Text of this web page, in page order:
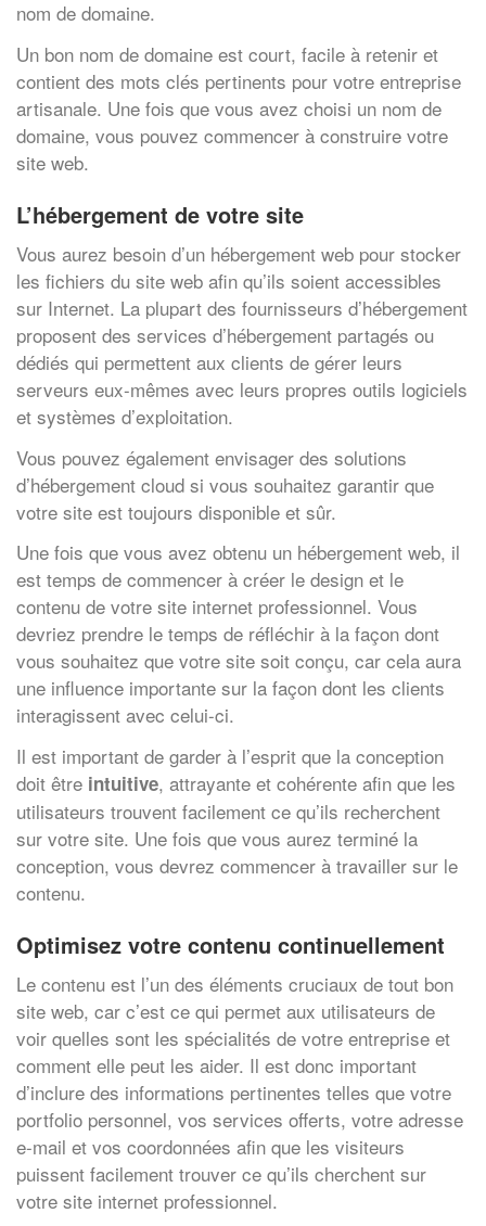
nom de domaine.
Un bon nom de domaine est court, facile à retenir et
contient des mots clés pertinents pour votre entreprise
artisanale. Une fois que vous avez choisi un nom de
domaine, vous pouvez commencer à construire votre
site web.
L’hébergement de votre site
Vous aurez besoin d’un hébergement web pour stocker
les fichiers du site web afin qu’ils soient accessibles
sur Internet. La plupart des fournisseurs d’hébergement
proposent des services d’hébergement partagés ou
dédiés qui permettent aux clients de gérer leurs
serveurs eux-mêmes avec leurs propres outils logiciels
et systèmes d’exploitation.
Vous pouvez également envisager des solutions
d’hébergement cloud si vous souhaitez garantir que
votre site est toujours disponible et sûr.
Une fois que vous avez obtenu un hébergement web, il
est temps de commencer à créer le design et le
contenu de votre site internet professionnel. Vous
devriez prendre le temps de réfléchir à la façon dont
vous souhaitez que votre site soit conçu, car cela aura
une influence importante sur la façon dont les clients
interagissent avec celui-ci.
Il est important de garder à l’esprit que la conception
doit être intuitive, attrayante et cohérente afin que les
utilisateurs trouvent facilement ce qu’ils recherchent
sur votre site. Une fois que vous aurez terminé la
conception, vous devrez commencer à travailler sur le
contenu.
Optimisez votre contenu continuellement
Le contenu est l’un des éléments cruciaux de tout bon
site web, car c’est ce qui permet aux utilisateurs de
voir quelles sont les spécialités de votre entreprise et
comment elle peut les aider. Il est donc important
d’inclure des informations pertinentes telles que votre
portfolio personnel, vos services offerts, votre adresse
e-mail et vos coordonnées afin que les visiteurs
puissent facilement trouver ce qu’ils cherchent sur
votre site internet professionnel.